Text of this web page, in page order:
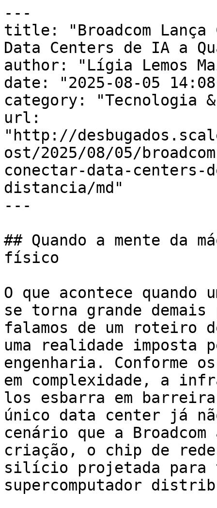
---
title: "Broadcom Lança
Data Centers de IA a
author: "Lígia Lemos
date: "2025-08-05
category: "Tecnologia
url:
"http://
ost/2025/08/05/
conectar-data-centers-
distancia/md"
---
## Quando a mente da
físico
O que acontece
se torna grande demais
falamos de um roteiro
uma realidade
engenharia. Conforme
em complexidade, a
los esbarra em
único data center já
cenário que a
criação, o chip de rede
silício projetada para
supercomputador